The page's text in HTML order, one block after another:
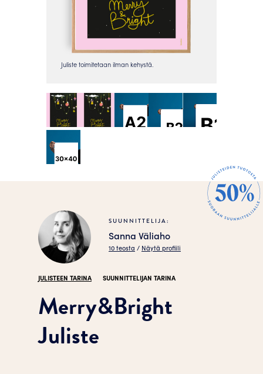
SUUNNITTELIJA:
Sanna Väliaho
10 teosta / Näytä profiili
JULISTEEN TARINA SUUNNITTELIJAN TARINA
Merry&Bright
Juliste